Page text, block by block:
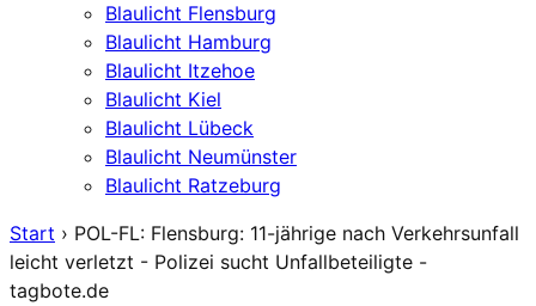
Blaulicht Flensburg
Blaulicht Hamburg
Blaulicht Itzehoe
Blaulicht Kiel
Blaulicht Lübeck
Blaulicht Neumünster
Blaulicht Ratzeburg
Start › POL-FL: Flensburg: 11-jährige nach Verkehrsunfall
leicht verletzt - Polizei sucht Unfallbeteiligte -
tagbote.de